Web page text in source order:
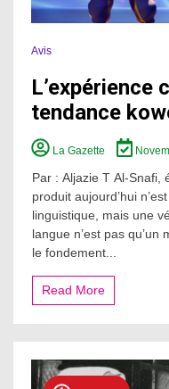
Avis
L’expérience
tendance
La Gazette
Par : Aljazie T Al-Snafi,
produit aujourd’hui
linguistique, mais une
langue n’est pas
le fondement...
Read More